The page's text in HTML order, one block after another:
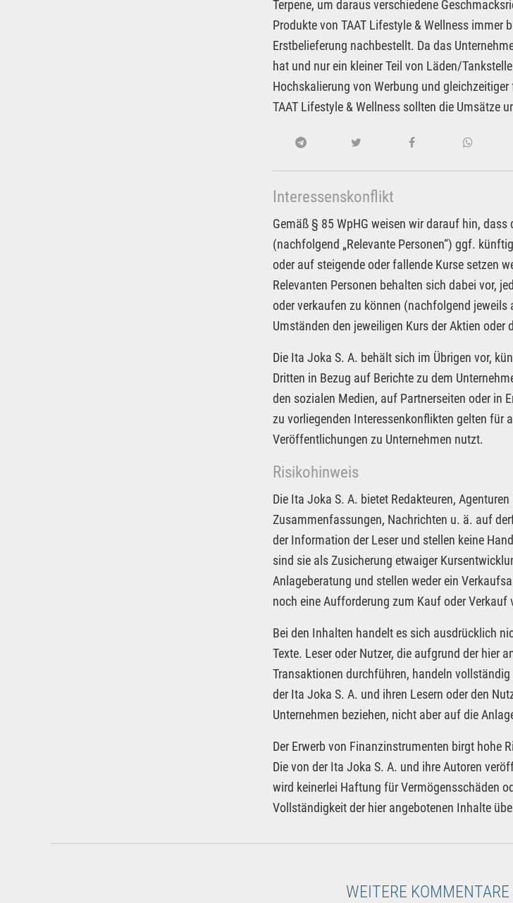
Terpene, um daraus verschiedene
Produkte von TAAT Lifestyle & Wellness immer
Erstbelieferung nachbestellt. Da das
hat und nur ein kleiner Teil von Läden/
Hochskalierung von Werbung und
TAAT Lifestyle & Wellness sollten die Umsätze
Interessenskonflikt
Gemäß § 85 WpHG weisen wir darauf hin,
(nachfolgend „Relevante Personen“) ggf.
oder auf steigende oder fallende Kurse setzen
Relevanten Personen behalten sich dabei vor,
oder verkaufen zu können (nachfolgend jeweils
Umständen den jeweiligen Kurs der Aktien
Die Ita Joka S. A. behält sich im Übrigen vor,
Dritten in Bezug auf Berichte zu dem
den sozialen Medien, auf Partnerseiten oder in
zu vorliegenden Interessenkonflikten gelten für
Veröffentlichungen zu Unternehmen nutzt.
Risikohinweis
Die Ita Joka S. A. bietet Redakteuren,
Zusammenfassungen, Nachrichten u. ä. auf
der Information der Leser und stellen keine
sind sie als Zusicherung etwaiger
Anlageberatung und stellen weder ein
noch eine Aufforderung zum Kauf oder Verkauf
Bei den Inhalten handelt es sich ausdrücklich
Texte. Leser oder Nutzer, die aufgrund der hier
Transaktionen durchführen, handeln
der Ita Joka S. A. und ihren Lesern oder den
Unternehmen beziehen, nicht aber auf die
Der Erwerb von Finanzinstrumenten birgt hohe
Die von der Ita Joka S. A. und ihre Autoren
wird keinerlei Haftung für Vermögensschäden
Vollständigkeit der hier angebotenen Inhalte
WEITERE